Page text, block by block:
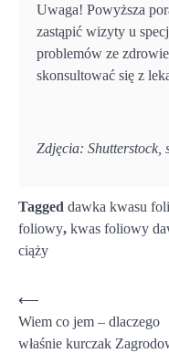
Uwaga! Powyższa
zastąpić wizyty u
problemów ze
skonsultować się z
Zdjęcia: Shutterstock,
Tagged dawka kwasu
foliowy, kwas foliowy
ciąży
Nawigacja
wpisu
⟵
Wiem co jem – dlaczego
właśnie kurczak